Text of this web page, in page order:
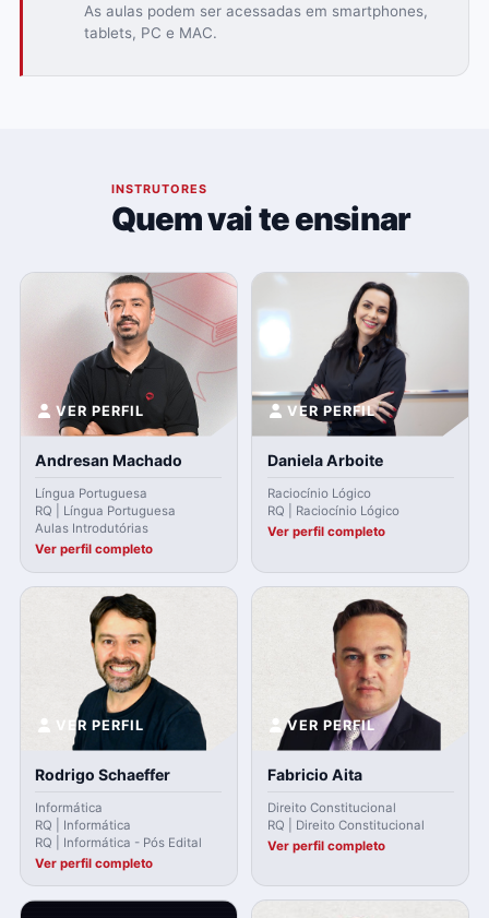
As aulas podem ser acessadas em smartphones,
tablets, PC e MAC.
INSTRUTORES
Quem vai te ensinar
VER PERFIL
Andresan Machado
Língua Portuguesa
RQ | Língua Portuguesa
Aulas Introdutórias
Ver perfil completo
VER PERFIL
Daniela Arboite
Raciocínio Lógico
RQ | Raciocínio Lógico
Ver perfil completo
VER PERFIL
Rodrigo Schaeffer
Informática
RQ | Informática
RQ | Informática - Pós Edital
Ver perfil completo
VER PERFIL
Fabricio Aita
Direito Constitucional
RQ | Direito Constitucional
Ver perfil completo